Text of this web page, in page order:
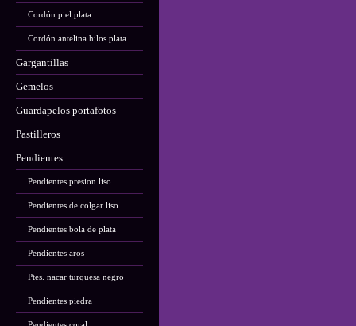
Cordón piel plata
Cordón antelina hilos plata
Gargantillas
Gemelos
Guardapelos portafotos
Pastilleros
Pendientes
Pendientes presion liso
Pendientes de colgar liso
Pendientes bola de plata
Pendientes aros
Ptes. nacar turquesa negro
Pendientes piedra